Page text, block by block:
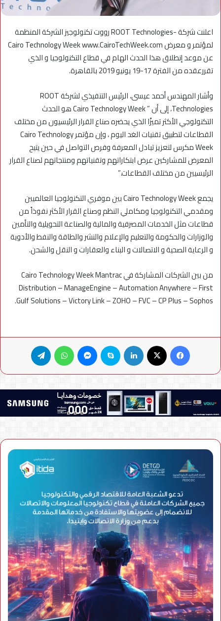
اعلنت شركة -ROOT Technologies رووت تكنولوجيز الشركة المنظمة
لمؤتمر و معرض Cairo Technology Week www.CairoTechWeek.com
عن موعد إنطلاق هذا الحدث الهام في قطاع التكنولوجيا و الذي
تقررعقده من الفترة 17-19 يونيو 2019 بالقاهرة.
وأشار المهندس أحمد عيسى، الرئيس التنفيذي لشركة ROOT
Technologies، إلى أن ” Cairo Technology Week هو الحدث
التكنولوجي الأكثر تميزًا الذي يحضره صناع القرار الرئيسيون من مختلف
القطاعات لتطبيق تقنيات الغد اليوم ، وإن مؤتمر Cairo Technology
Week مكرس لتعزيز تبادل المعرفة وفرص التواصل في حين يتيح
المعرض للمشاركين عرض ابتكاراتهم وتقنياتهم ومنتجاتهم لصناع القرار
الرئيسيين من مختلف القطاعات.”
يجمع Cairo Technology Week بين موفري التكنولوجيا العالميين
ومقدمي التكنولوجيا ومكاملي النظم وصناع القرار الأكثر نفوذاً من
قطاعات مثل الخدمات المصرفية والمالية والصناعة التحويلية والتأمين
والوزارات والحكومة والتعليم والإعلام والنشر والطاقة والنفط والأدوية
و الرعاية الصحية و الاتصالات و البناء والعقارات و النقل والشحن.
من بين الشركات المشاركة في Cairo Technology Week Mantrac
Distribution – ManageEngine – Automation Anywhere – First
Gulf Solutions – Victory Link – ZOHO – FVC – CP Plus – Sophos.
فيسبوك لينكدإن سكايب ماسنجر واتساب